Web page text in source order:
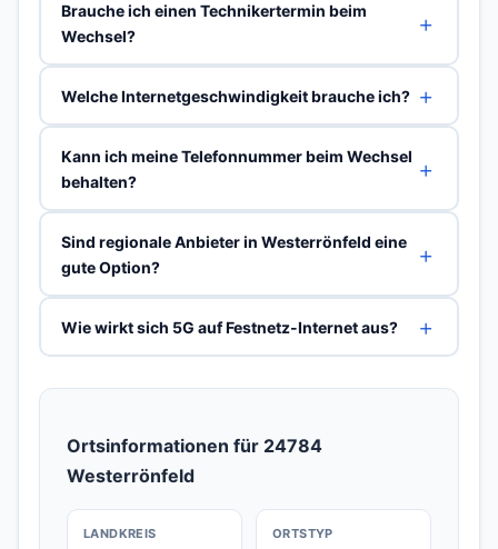
Brauche ich einen Technikertermin beim
Wechsel?
Welche Internetgeschwindigkeit brauche ich?
Kann ich meine Telefonnummer beim Wechsel
behalten?
Sind regionale Anbieter in Westerrönfeld eine
gute Option?
Wie wirkt sich 5G auf Festnetz-Internet aus?
Ortsinformationen für 24784
Westerrönfeld
LANDKREIS ORTSTYP